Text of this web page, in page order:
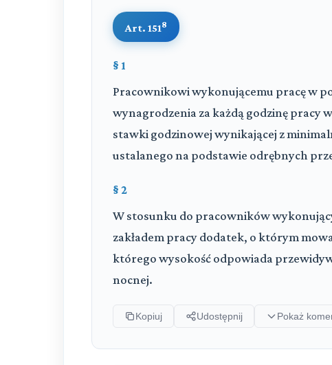
Art. 1518
§ 1
Pracownikowi wykonującemu pracę w
wynagrodzenia za każdą godzinę pracy
stawki godzinowej wynikającej z
ustalanego na podstawie odrębnych
§ 2
W stosunku do pracowników
zakładem pracy dodatek, o którym
którego wysokość odpowiada
nocnej.
Kopiuj Udostępnij Pokaż